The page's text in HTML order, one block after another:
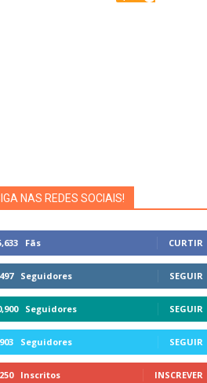
NAS REDES SOCIAIS!
Fãs CURTIR
Seguidores SEGUIR
Seguidores SEGUIR
Seguidores SEGUIR
Inscritos INSCREVER